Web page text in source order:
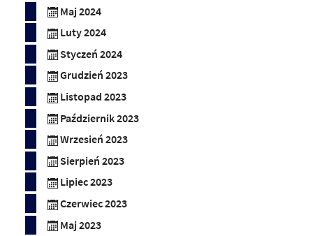
Maj 2024
Luty 2024
Styczeń 2024
Grudzień 2023
Listopad 2023
Październik 2023
Wrzesień 2023
Sierpień 2023
Lipiec 2023
Czerwiec 2023
Maj 2023